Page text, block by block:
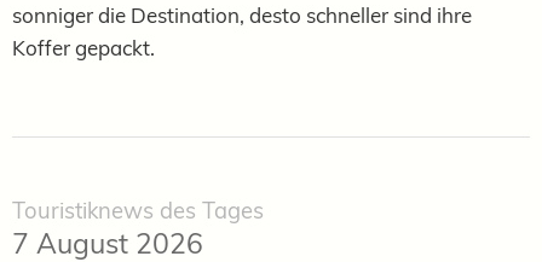
sonniger die Destination, desto schneller sind ihre
Koffer gepackt.
Touristiknews des Tages
7 August 2026